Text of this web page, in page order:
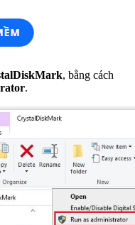
, bằng cách
.